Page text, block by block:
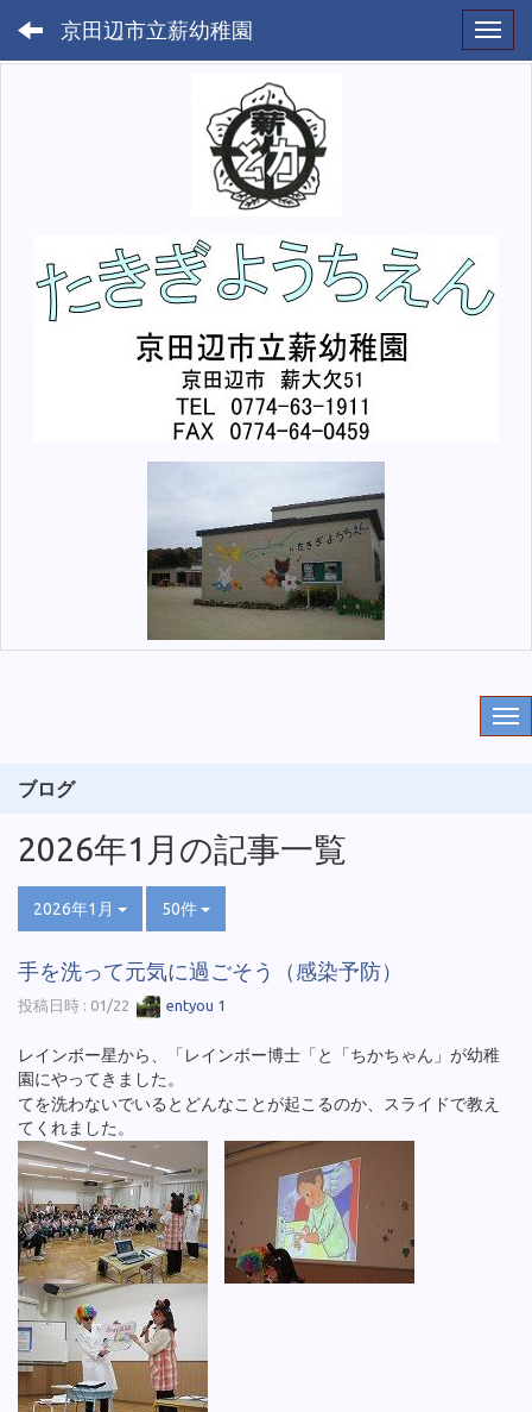
京田辺市立薪幼稚園
ブログ
2026年1月の記事一覧
2026年1月 50件
手を洗って元気に過ごそう（感染予防）
投稿日時 : 01/22 entyou 1
レインボー星から、「レインボー博士「と「ちかちゃん」が幼稚
園にやってきました。
てを洗わないでいるとどんなことが起こるのか、スライドで教え
てくれました。